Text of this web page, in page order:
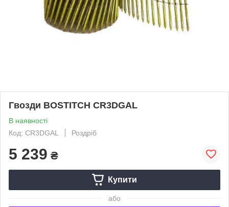
Гвозди BOSTITCH CR3DGAL
В наявності
Код: CR3DGAL
Роздріб
5 239 ₴
Купити
або